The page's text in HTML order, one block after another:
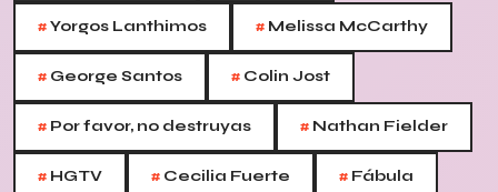
#Yorgos Lanthimos # Melissa McCarthy
# George Santos # Colin Jost
# Por favor, no destruyas # Nathan Fielder
# HGTV # Cecilia Fuerte # Fábula